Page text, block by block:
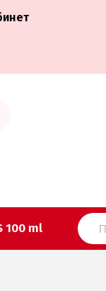
100 ml